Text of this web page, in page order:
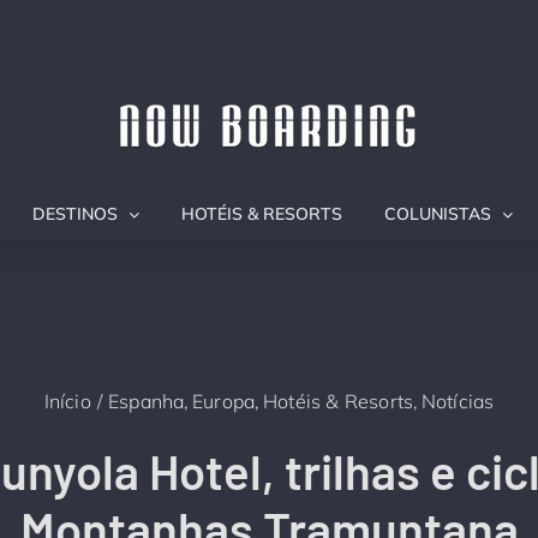
DESTINOS HOTÉIS & RESORTS COLUNISTAS
Início Espanha Europa Hotéis & Resorts Notícias
Hotel, trilhas e